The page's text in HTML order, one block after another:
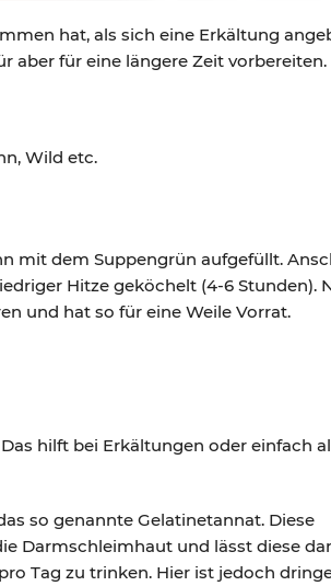
hat, als sich eine Erkältung
aber für eine längere Zeit vorbereiten.
Wild etc.
mit dem Suppengrün aufgefüllt.
Hitze geköchelt (4-6 Stunden).
und hat so für eine Weile Vorrat.
hilft bei Erkältungen oder einfach
so genannte Gelatinetannat. Diese
Darmschleimhaut und lässt diese
Tag zu trinken. Hier ist jedoch